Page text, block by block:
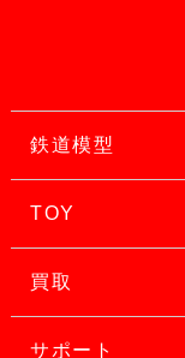
鉄道模型
TOY
買取
サポート